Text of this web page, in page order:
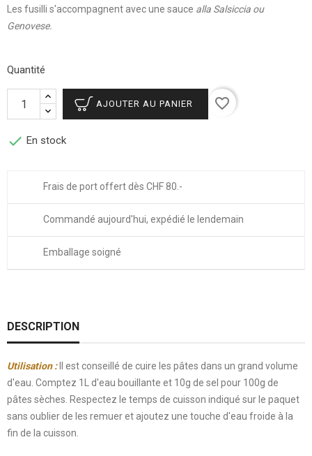
Les fusilli s'accompagnent avec une sauce alla Salsiccia ou
Genovese.
Quantité
AJOUTER AU PANIER favorite_border
 En stock
Frais de port offert dès CHF 80.-
Commandé aujourd'hui, expédié le lendemain
Emballage soigné
DESCRIPTION
Utilisation :
Il est conseillé de cuire les pâtes dans un grand volume
d'eau. Comptez 1L d'eau bouillante et 10g de sel pour 100g de
pâtes sèches. Respectez le temps de cuisson indiqué sur le paquet
sans oublier de les remuer et ajoutez une touche d'eau froide à la
fin de la cuisson.